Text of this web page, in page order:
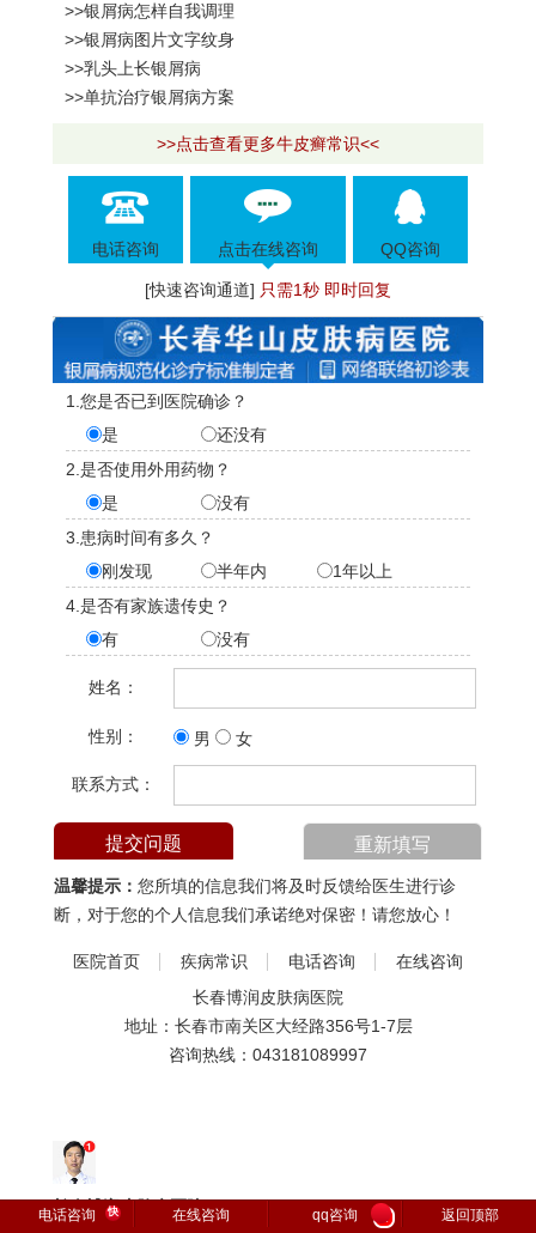
>>银屑病怎样自我调理
>>银屑病图片文字纹身
>>乳头上长银屑病
>>单抗治疗银屑病方案
>>点击查看更多牛皮癣常识<<
电话咨询 点击在线咨询 QQ咨询
[快速咨询通道] 只需1秒 即时回复
1.您是否已到医院确诊？
是
还没有
2.是否使用外用药物？
是
没有
3.患病时间有多久？
刚发现
半年内
1年以上
4.是否有家族遗传史？
有
没有
姓名：
性别： 男 女
联系方式：
温馨提示： 您所填的信息我们将及时反馈给医生进行诊
断，对于您的个人信息我们承诺绝对保密！请您放心！
医院首页 疾病常识 电话咨询
在线咨询
长春博润皮肤病医院
地址：长春市南关区大经路356号1-7层
咨询热线： 043181089997
电话咨询 快 在线咨询 qq咨询 1 返回顶部
长春博润皮肤病医院